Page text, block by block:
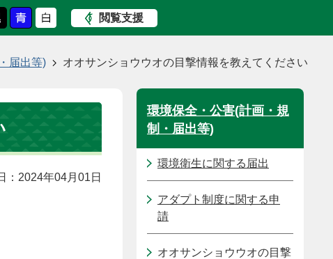
閲覧支援
届出等) オオサンショウウオの目撃情報を教えてください
：2024年04月01日
環境保全・公害(計画・規
制・届出等)
環境衛生に関する届出
アダプト制度に関する申
請
オオサンショウウオの目撃